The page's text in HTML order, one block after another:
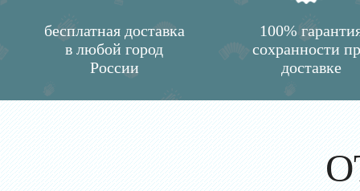
бесплатная доставка
в любой город
России
100%
сохранности
доставке